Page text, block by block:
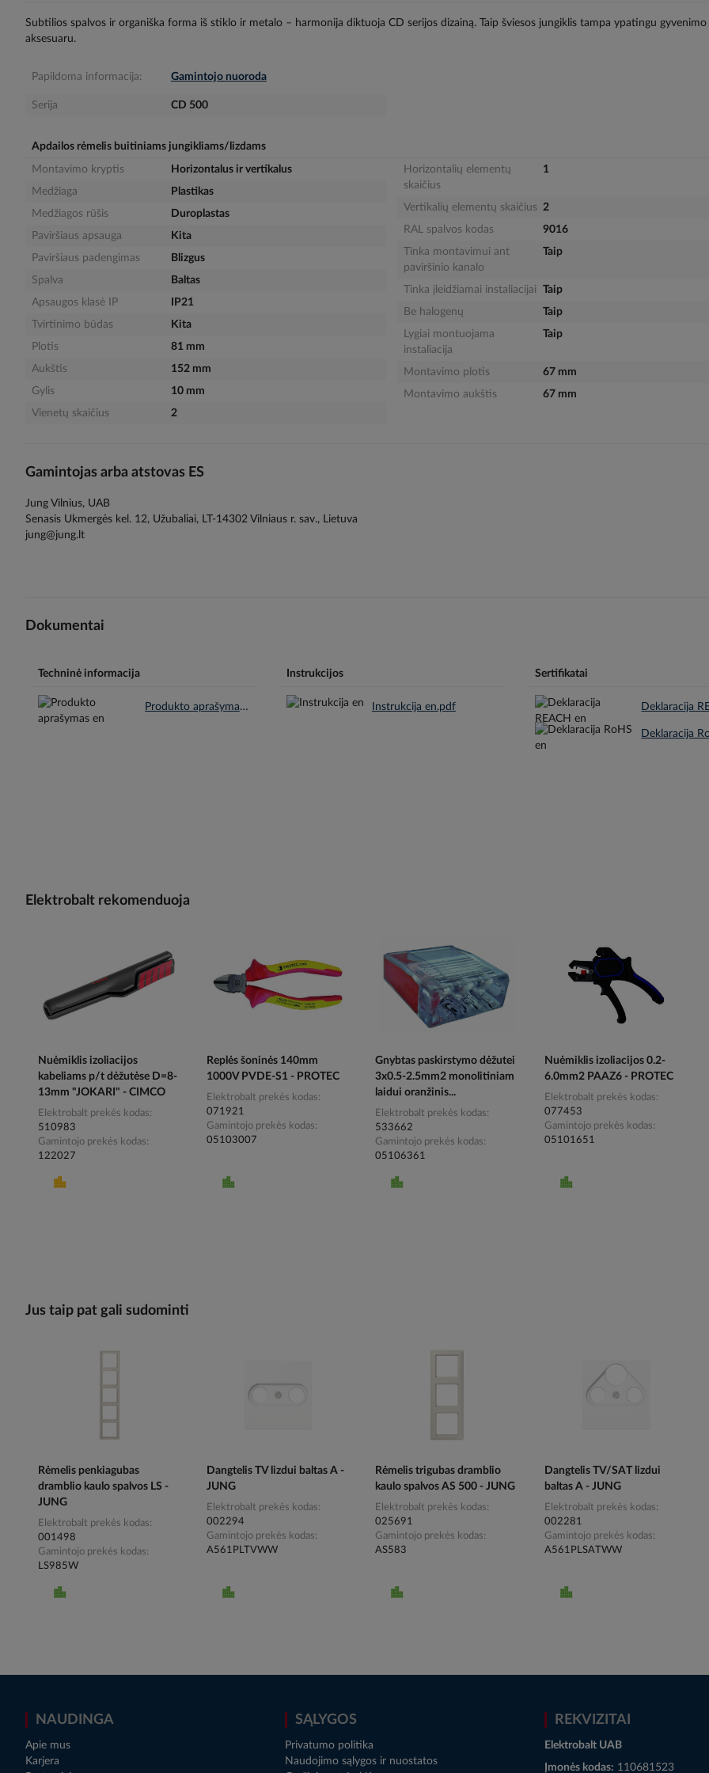
Subtilios spalvos ir organiška forma iš stiklo ir metalo – harmonija diktuoja CD serijos dizainą. Taip šviesos jungiklis tampa ypatingu gyvenimo
aksesuaru.
Papildoma informacija: Gamintojo nuoroda
Serija CD 500
Apdailos rėmelis buitiniams jungikliams/lizdams
Montavimo kryptis
Horizontalus ir vertikalus
Medžiaga
Plastikas
Medžiagos rūšis
Duroplastas
Paviršiaus apsauga
Kita
Paviršiaus padengimas
Blizgus
Spalva
Baltas
Apsaugos klasė IP
IP21
Tvirtinimo būdas
Kita
Plotis
81 mm
Aukštis
152 mm
Gylis
10 mm
Vienetų skaičius
2
Horizontalių elementų
skaičius
1
Vertikalių elementų skaičius 2
RAL spalvos kodas
9016
Tinka montavimui ant
paviršinio kanalo
Taip
Tinka įleidžiamai instaliacijai
Taip
Be halogenų
Taip
Lygiai montuojama
instaliacija
Taip
Montavimo plotis
67 mm
Montavimo aukštis
67 mm
Gamintojas arba atstovas ES
Jung Vilnius, UAB
Senasis Ukmergės kel. 12, Užubaliai, LT-14302 Vilniaus r. sav., Lietuva
jung@jung.lt
Dokumentai
Techninė informacija
Produkto aprašymas en.pdf
Instrukcijos
Instrukcija en.pdf
Sertifikatai
Elektrobalt rekomenduoja
Nuėmiklis izoliacijos
kabeliams p/t dėžutėse D=8-
13mm "JOKARI" - CIMCO
Elektrobalt prekės kodas
510983
Gamintojo prekės kodas
122027
Replės šoninės 140mm
1000V PVDE-S1 - PROTEC
Elektrobalt prekės kodas
071921
Gamintojo prekės kodas
05103007
Gnybtas paskirstymo dėžutei
3x0.5-2.5mm2 monolitiniam
laidui oranžinis...
Elektrobalt prekės kodas
533662
Gamintojo prekės kodas
05106361
Nuėmiklis izoliacijos 0.2-
6.0mm2 PAAZ6 - PROTEC
Elektrobalt prekės kodas
077453
Gamintojo prekės kodas
05101651
Jus taip pat gali sudominti
Rėmelis penkiagubas
dramblio kaulo spalvos LS -
JUNG
Elektrobalt prekės kodas
001498
Gamintojo prekės kodas
LS985W
Dangtelis TV lizdui baltas A -
JUNG
Elektrobalt prekės kodas
002294
Gamintojo prekės kodas
A561PLTVWW
Rėmelis trigubas dramblio
kaulo spalvos AS 500 - JUNG
Elektrobalt prekės kodas
025691
Gamintojo prekės kodas
AS583
Dangtelis TV/SAT lizdui
baltas A - JUNG
Elektrobalt prekės kodas
002281
Gamintojo prekės kodas
A561PLSATWW
NAUDINGA
Apie mus
Karjera
SĄLYGOS
Privatumo politika
Naudojimo sąlygos ir nuostatos
REKVIZITAI
Elektrobalt UAB
Įmonės kodas: 110681523